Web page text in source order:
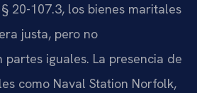
20-107.3, los bienes maritales
justa, pero no
partes iguales. La presencia de
como Naval Station Norfolk,